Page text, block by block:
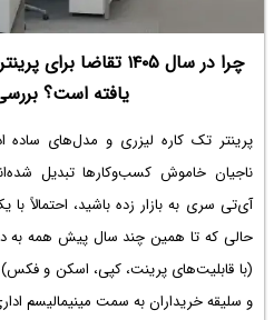
چرا در سال ۱۴۰۵ تقاضا
یافته است؟
ناجیان خاموش کسب‌وکارها تبدیل
آی‌تی سری به بازار زده باشید، احتمالاً
حالی که تا همین چند سال پیش همه به
(با قابلیت‌های پرینت، کپی، اسکن و فکس)
و سلیقه خریداران به سمت مینیمالیسم